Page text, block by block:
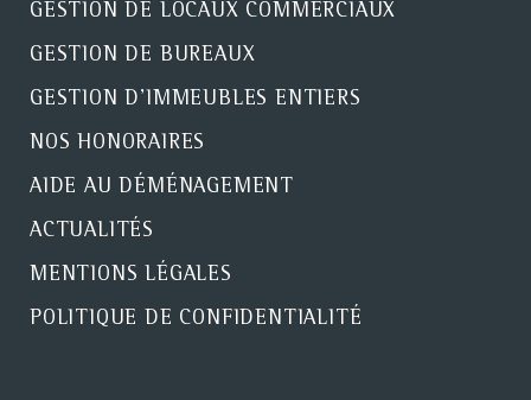
GESTION DE LOCAUX COMMERCIAUX
GESTION DE BUREAUX
GESTION D'IMMEUBLES ENTIERS
NOS HONORAIRES
AIDE AU DÉMÉNAGEMENT
ACTUALITÉS
MENTIONS LÉGALES
POLITIQUE DE CONFIDENTIALITÉ